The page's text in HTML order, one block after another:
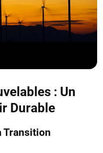
: Un
Durable
Transition